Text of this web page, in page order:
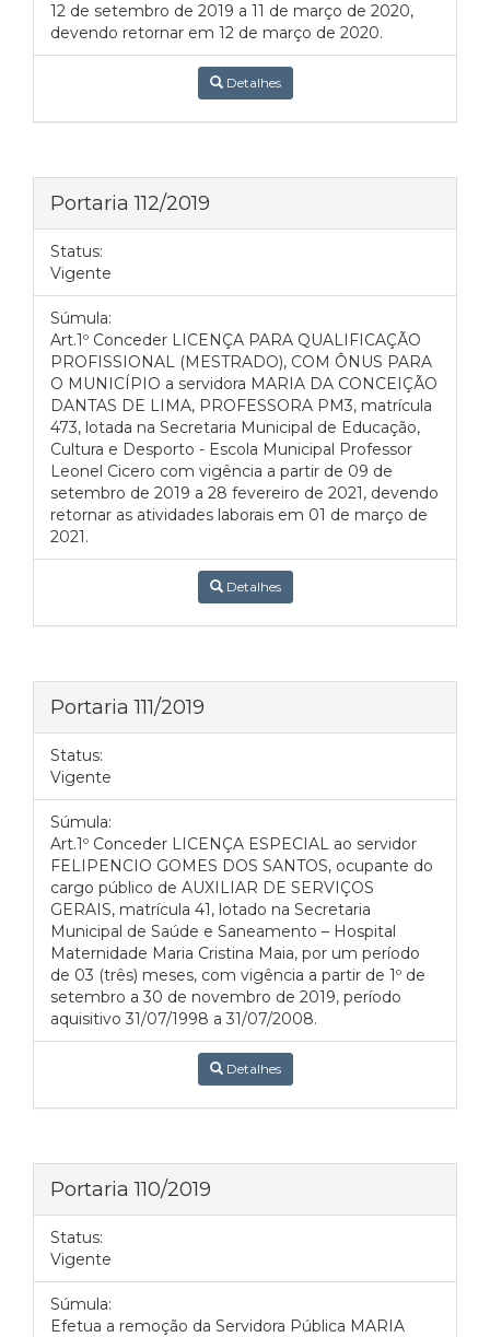
12 de setembro de 2019 a 11 de março de 2020,
devendo retornar em 12 de março de 2020.
Detalhes
Portaria 112/2019
Status:
Vigente
Súmula:
Art.1º Conceder LICENÇA PARA QUALIFICAÇÃO
PROFISSIONAL (MESTRADO), COM ÔNUS PARA
O MUNICÍPIO a servidora MARIA DA CONCEIÇÃO
DANTAS DE LIMA, PROFESSORA PM3, matrícula
473, lotada na Secretaria Municipal de Educação,
Cultura e Desporto - Escola Municipal Professor
Leonel Cicero com vigência a partir de 09 de
setembro de 2019 a 28 fevereiro de 2021, devendo
retornar as atividades laborais em 01 de março de
2021.
Detalhes
Portaria 111/2019
Status:
Vigente
Súmula:
Art.1º Conceder LICENÇA ESPECIAL ao servidor
FELIPENCIO GOMES DOS SANTOS, ocupante do
cargo público de AUXILIAR DE SERVIÇOS
GERAIS, matrícula 41, lotado na Secretaria
Municipal de Saúde e Saneamento – Hospital
Maternidade Maria Cristina Maia, por um período
de 03 (três) meses, com vigência a partir de 1º de
setembro a 30 de novembro de 2019, período
aquisitivo 31/07/1998 a 31/07/2008.
Detalhes
Portaria 110/2019
Status:
Vigente
Súmula:
Efetua a remoção da Servidora Pública MARIA